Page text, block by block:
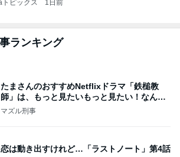
たまさんのおすすめNetflixドラマ「鉄槌教
師」は、もっと見たいもっと見たい！なんで1
0話完？
恋は動き出すけれど…「ラストノート」第4話